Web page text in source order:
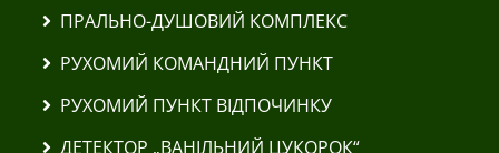
ПРАЛЬНО-ДУШОВИЙ КОМПЛЕКС
РУХОМИЙ КОМАНДНИЙ ПУНКТ
РУХОМИЙ ПУНКТ ВІДПОЧИНКУ
ДЕТЕКТОР „ВАНІЛЬНИЙ ЦУКОРОК“